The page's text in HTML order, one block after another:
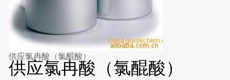
供应氯冉酸（氯醌酸）
供应氯冉酸（氯醌酸）